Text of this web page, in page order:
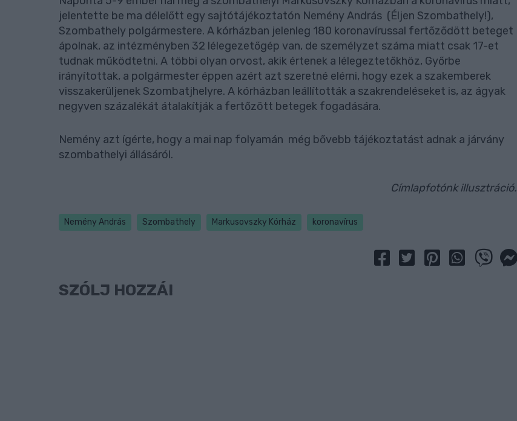
jelentette be ma délelőtt egy sajtótájékoztatón Nemény András (Éljen Szombathely!),
Szombathely polgármestere. A kórházban jelenleg 180 koronavírussal fertőződött beteget
ápolnak, az intézményben 32 lélegezetőgép van, de személyzet száma miatt csak 17-et
tudnak működtetni. A többi olyan orvost, akik értenek a lélegeztetőkhöz, Győrbe
irányítottak, a polgármester éppen azért azt szeretné elérni, hogy ezek a szakemberek
visszakerüljenek Szombatjhelyre. A kórházban leállították a szakrendeléseket is, az ágyak
negyven százalékát átalakítják a fertőzött betegek fogadására.
Nemény azt ígérte, hogy a mai nap folyamán még bővebb tájékoztatást adnak a járvány
szombathelyi állásáról.
Címlapfotónk illusztráció.
Nemény András Szombathely Markusovszky Kórház koronavírus
SZÓLJ HOZZÁ!